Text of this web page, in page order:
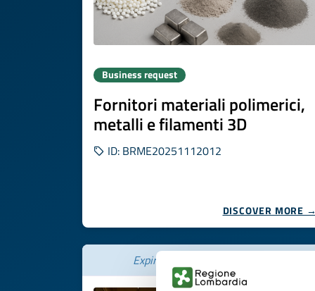
Business request
Fornitori materiali polimerici,
metalli e filamenti 3D
ID: BRME20251112012
DISCOVER MORE →
Expires on